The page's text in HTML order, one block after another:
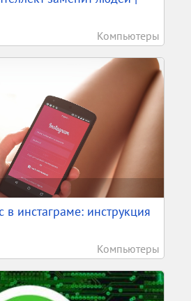
Компьютеры
в инстаграме: инструкция
Компьютеры